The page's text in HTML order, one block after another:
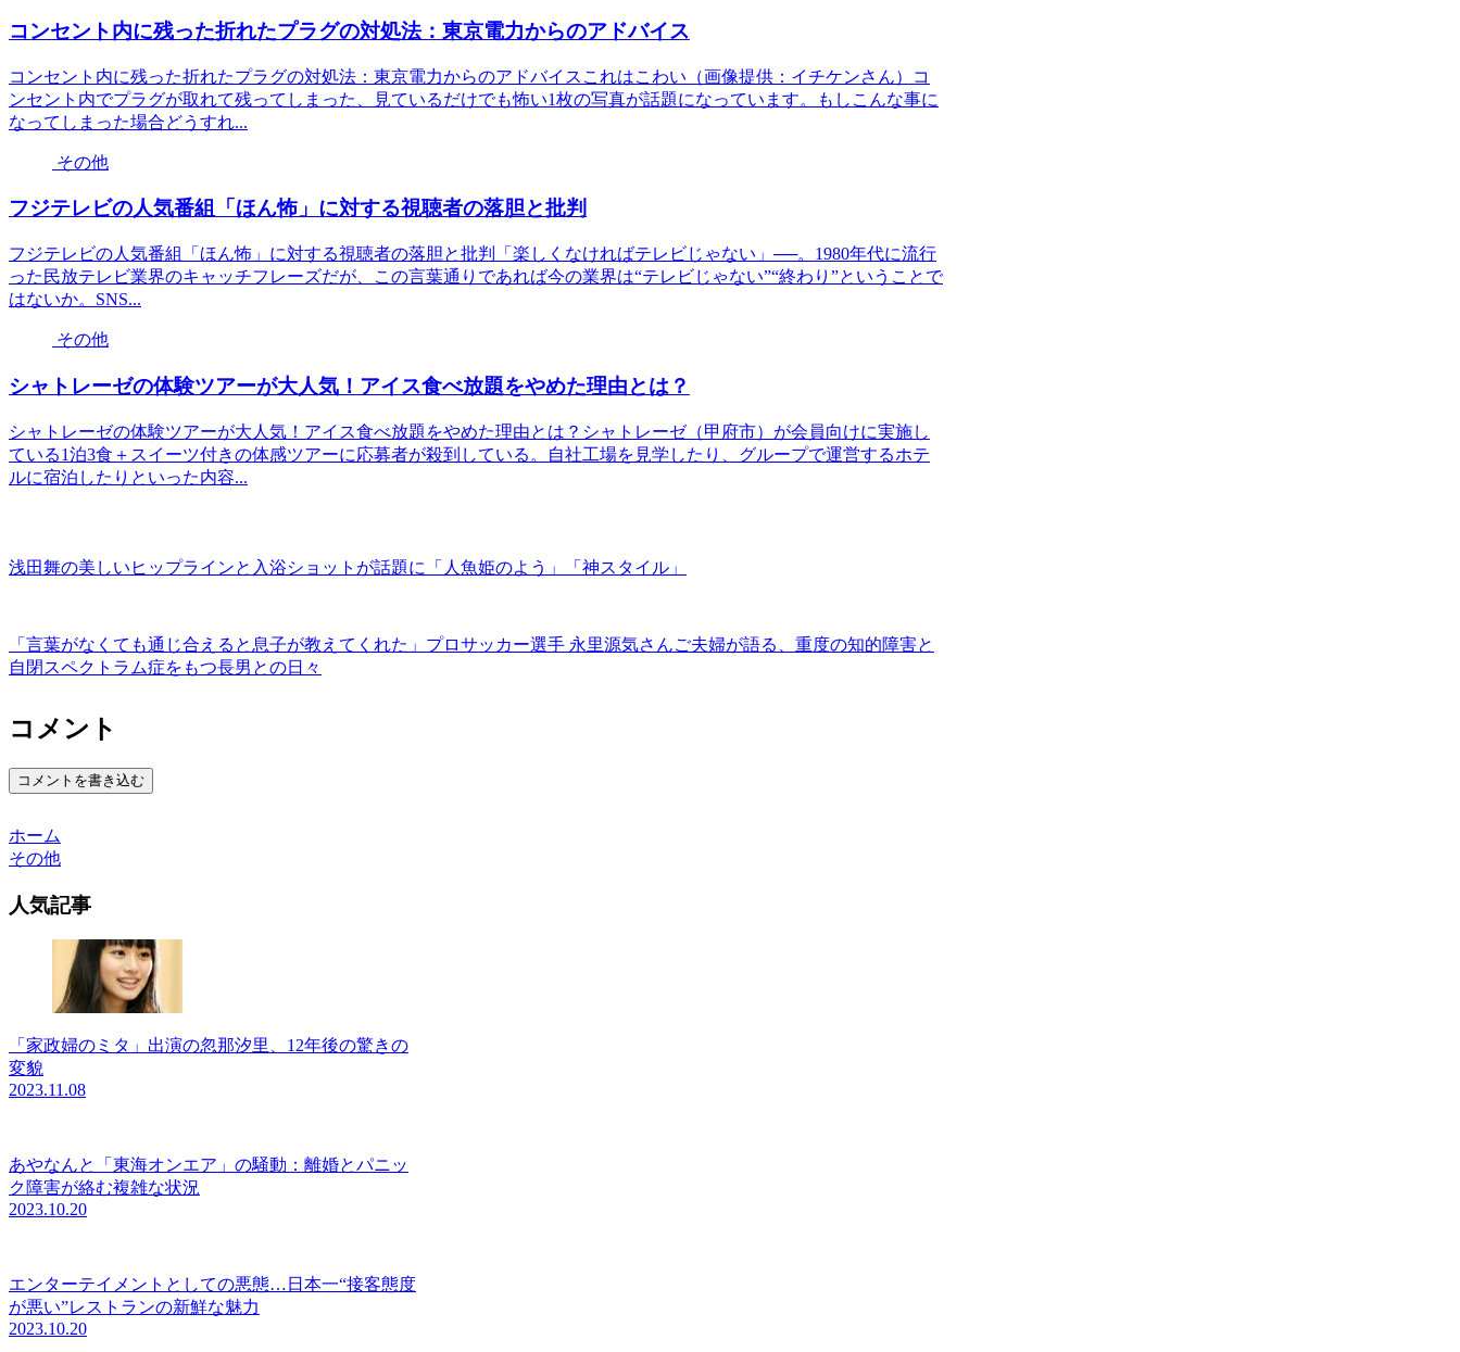
コンセント内に残った折れたプラグの対処法：東京電力からのアドバイス
コンセント内に残った折れたプラグの対処法：東京電力からのアドバイスこれはこわい（画像提供：イチケンさん）コ
ンセント内でプラグが取れて残ってしまった、見ているだけでも怖い1枚の写真が話題になっています。もしこんな事に
なってしまった場合どうすれ...
その他
フジテレビの人気番組「ほん怖」に対する視聴者の落胆と批判
フジテレビの人気番組「ほん怖」に対する視聴者の落胆と批判「楽しくなければテレビじゃない」──。1980年代に流行
った民放テレビ業界のキャッチフレーズだが、この言葉通りであれば今の業界は“テレビじゃない”“終わり”ということで
はないか。SNS...
その他
シャトレーゼの体験ツアーが大人気！アイス食べ放題をやめた理由とは？
シャトレーゼの体験ツアーが大人気！アイス食べ放題をやめた理由とは？シャトレーゼ（甲府市）が会員向けに実施し
ている1泊3食＋スイーツ付きの体感ツアーに応募者が殺到している。自社工場を見学したり、グループで運営するホテ
ルに宿泊したりといった内容...
浅田舞の美しいヒップラインと入浴ショットが話題に「人魚姫のよう」「神スタイル」
「言葉がなくても通じ合えると息子が教えてくれた」プロサッカー選手 永里源気さんご夫婦が語る、重度の知的障害と
自閉スペクトラム症をもつ長男との日々
コメント
コメントを書き込む
ホーム
その他
人気記事
「家政婦のミタ」出演の忽那汐里、12年後の驚きの
変貌
2023.11.08
あやなんと「東海オンエア」の騒動：離婚とパニッ
ク障害が絡む複雑な状況
2023.10.20
エンターテイメントとしての悪態…日本一“接客態度
が悪い”レストランの新鮮な魅力
2023.10.20